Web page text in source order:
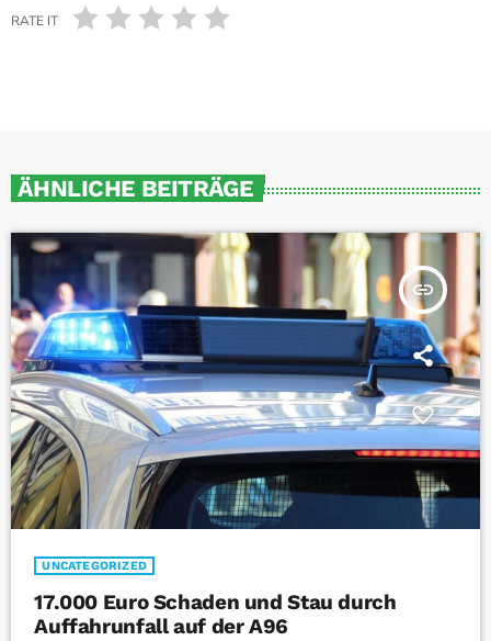
RATE IT
ÄHNLICHE BEITRÄGE
insert_link
UNCATEGORIZED
17.000 Euro Schaden und Stau durch
Auffahrunfall auf der A96